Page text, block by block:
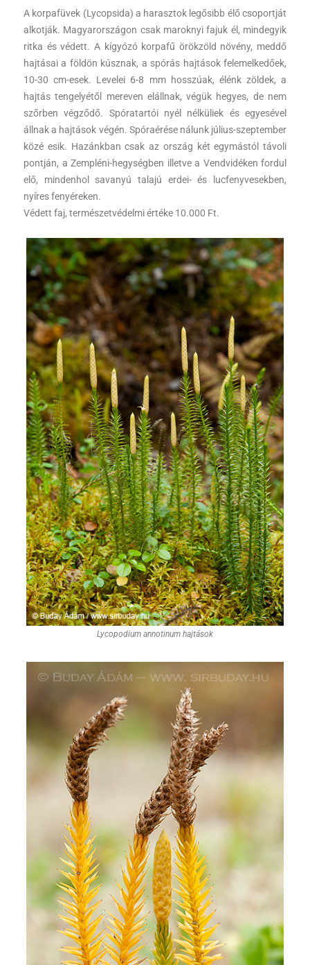
A korpafüvek (Lycopsida) a harasztok legősibb élő csoportját
alkotják. Magyarországon csak maroknyi fajuk él, mindegyik
ritka és védett. A kígyózó korpafű örökzöld növény, meddő
hajtásai a földön kúsznak, a spórás hajtások felemelkedőek,
10-30 cm-esek. Levelei 6-8 mm hosszúak, élénk zöldek, a
hajtás tengelyétől mereven elállnak, végük hegyes, de nem
szőrben végződő. Spóratartói nyél nélküliek és egyesével
állnak a hajtások végén. Spóraérése nálunk július-szeptember
közé esik. Hazánkban csak az ország két egymástól távoli
pontján, a Zempléni-hegységben illetve a Vendvidéken fordul
elő, mindenhol savanyú talajú erdei- és lucfenyvesekben,
nyíres fenyéreken.
Védett faj, természetvédelmi értéke 10.000 Ft.
Lycopodium annotinum hajtások